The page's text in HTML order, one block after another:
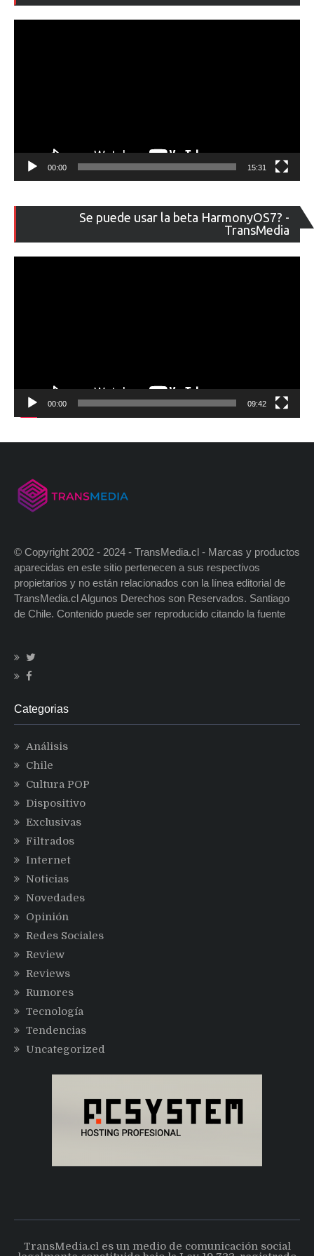
00:00 15:31
Se puede usar la beta HarmonyOS7? -
TransMedia
de
00:00 09:42
© Copyright 2002 - 2024 - TransMedia.cl - Marcas y productos
aparecidas en este sitio pertenecen a sus respectivos
propietarios y no están relacionados con la línea editorial de
TransMedia.cl Algunos Derechos son Reservados. Santiago
de Chile. Contenido puede ser reproducido citando la fuente
Categorias
Análisis
Chile
Cultura POP
Dispositivo
Exclusivas
Filtrados
Internet
Noticias
Novedades
Opinión
Redes Sociales
Review
Reviews
Rumores
Tecnología
Tendencias
Uncategorized
TransMedia.cl es un medio de comunicación social